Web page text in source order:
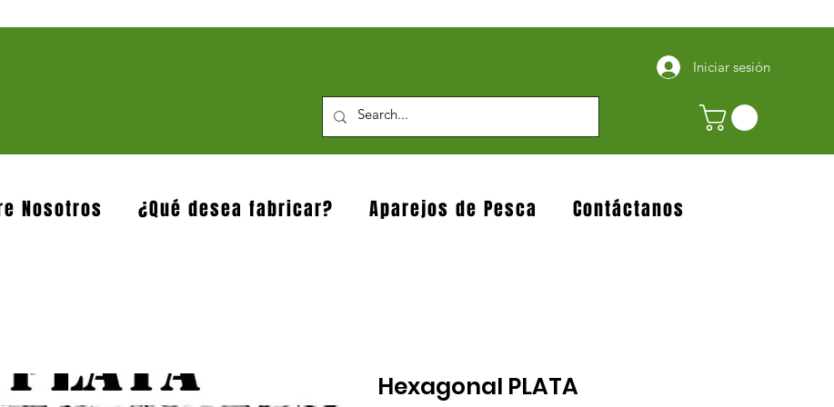
Iniciar sesión
Nosotros ¿Qué desea fabricar? Aparejos de Pesca Contáctanos
Hexagonal PLATA